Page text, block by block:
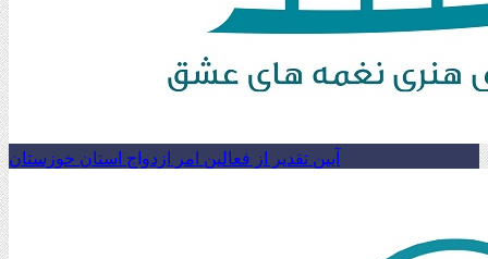
آیین تقدیر از فعالین امر ازدواج استان خوزستان